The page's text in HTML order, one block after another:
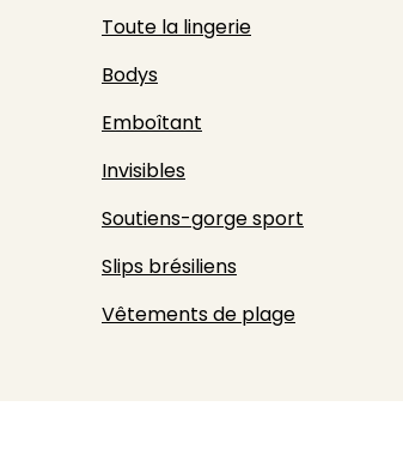
Toute la lingerie
Bodys
Emboîtant
Invisibles
Soutiens-gorge sport
Slips brésiliens
Vêtements de plage